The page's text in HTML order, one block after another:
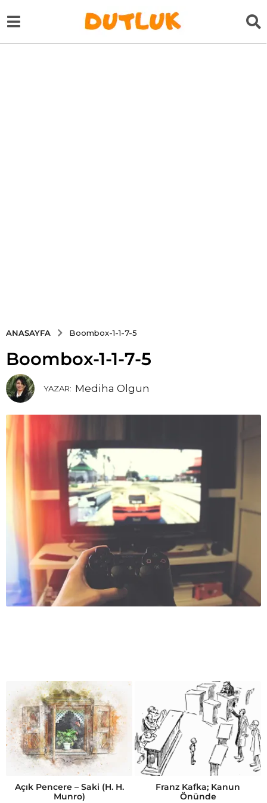
ANASAYFA Boombox-1-1-7-5
Boombox-1-1-7-5
YAZAR: Mediha Olgun
Açık Pencere – Saki (H. H.
Munro)
Franz Kafka; Kanun
Önünde